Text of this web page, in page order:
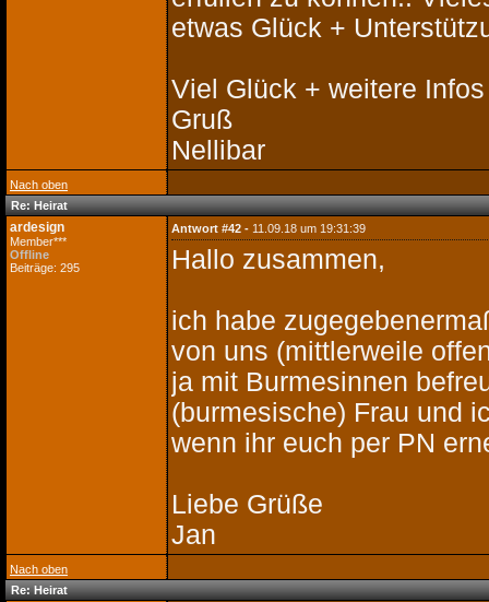
etwas Glück +
Viel Glück + weitere
Gruß
Nellibar
Nach oben
Re: Heirat
ardesign
Member***
Offline
Beiträge: 295
Antwort #42 - 11.09.18 um 19:31:39
Hallo zusammen,
ich habe
von uns (mittlerweile
ja mit Burmesinnen
(burmesische) Frau und
wenn ihr euch per PN
Liebe Grüße
Jan
Nach oben
Re: Heirat